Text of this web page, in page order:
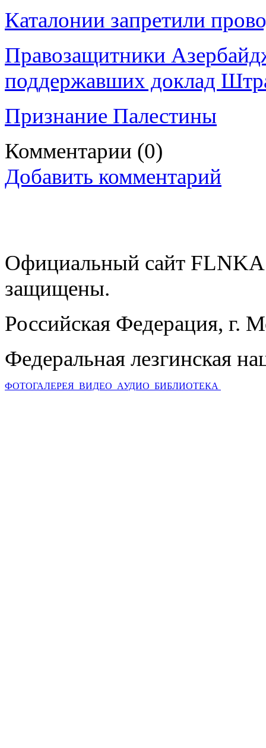
Каталонии запретили
Правозащитники
поддержавших доклад
Признание Палестины
Комментарии (0)
Добавить комментарий
Официальный сайт
защищены.
Российская Федерация, г.
Федеральная лезгинская
ФОТОГАЛЕРЕЯ ВИДЕО АУДИО БИБЛИОТЕКА